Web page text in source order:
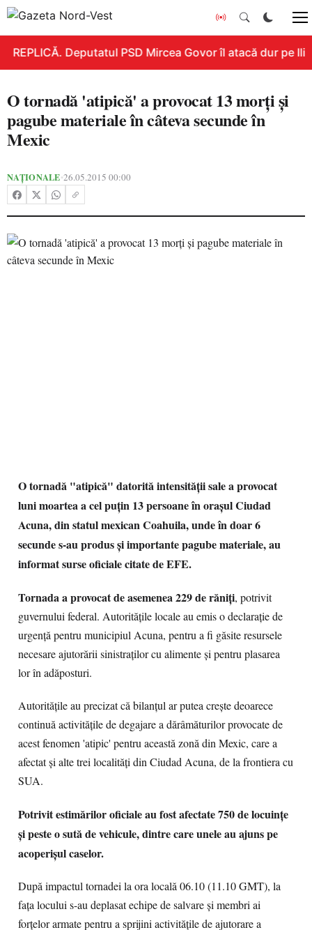
REPLICĂ. Deputatul PSD Mircea Govor îl atacă dur pe
O tornadă 'atipică' a provocat 13 morți și
pagube materiale în câteva secunde în
Mexic
NAȚIONALE•26.05.2015 00:00
O tornadă "atipică" datorită intensității sale a provocat
luni moartea a cel puțin 13 persoane în orașul Ciudad
Acuna, din statul mexican Coahuila, unde în doar 6
secunde s-au produs și importante pagube materiale, au
informat surse oficiale citate de EFE.
Tornada a provocat de asemenea 229 de răniți, potrivit
guvernului federal. Autoritățile locale au emis o declarație de
urgență pentru municipiul Acuna, pentru a fi găsite resursele
necesare ajutorării sinistraților cu alimente și pentru plasarea
lor în adăposturi.
Autoritățile au precizat că bilanțul ar putea crește deoarece
continuă activitățile de degajare a dărâmăturilor provocate de
acest fenomen 'atipic' pentru această zonă din Mexic, care a
afectat și alte trei localități din Ciudad Acuna, de la frontiera cu
SUA.
Potrivit estimărilor oficiale au fost afectate 750 de locuințe
și peste o sută de vehicule, dintre care unele au ajuns pe
acoperișul caselor.
După impactul tornadei la ora locală 06.10 (11.10 GMT), la
fața locului s-au deplasat echipe de salvare și membri ai
forțelor armate pentru a sprijini activitățile de ajutorare a